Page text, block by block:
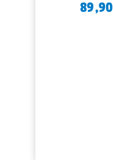
89,90